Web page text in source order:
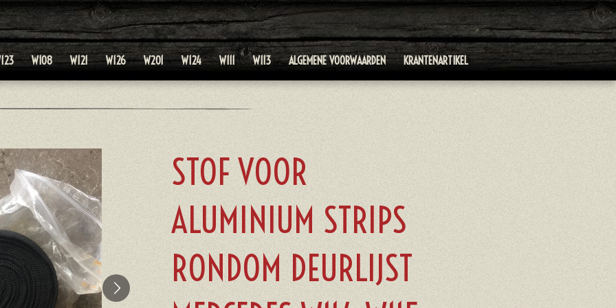
W108 W121 W126 W201 W124 W111 W113 ALGEMENE VOORWAARDEN KRANTENARTIKEL
STOF VOOR
ALUMINIUM STRIPS
RONDOM DEURLIJST